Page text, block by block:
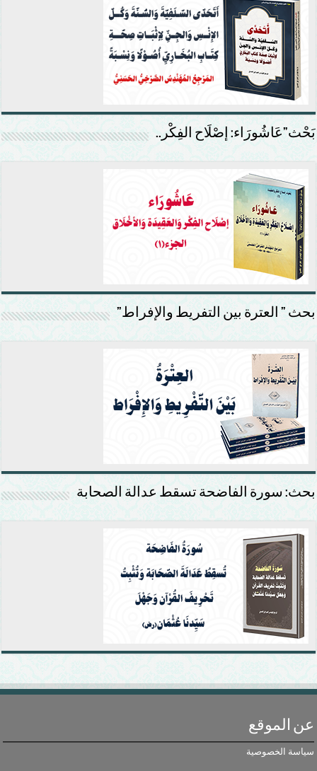
بَحْث”عَاشُورَاء: إصْلَاح الفِكْر..
بحث ” العترة بين التفريط والإفراط”
بحث: سورة الفاضحة تسقط عدالة الصحابة
عن الموقع
سياسة الخصوصية